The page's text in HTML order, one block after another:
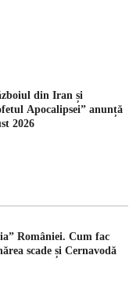
din Iran și
Apocalipsei” anunță
2026
României. Cum fac
scade și Cernavodă